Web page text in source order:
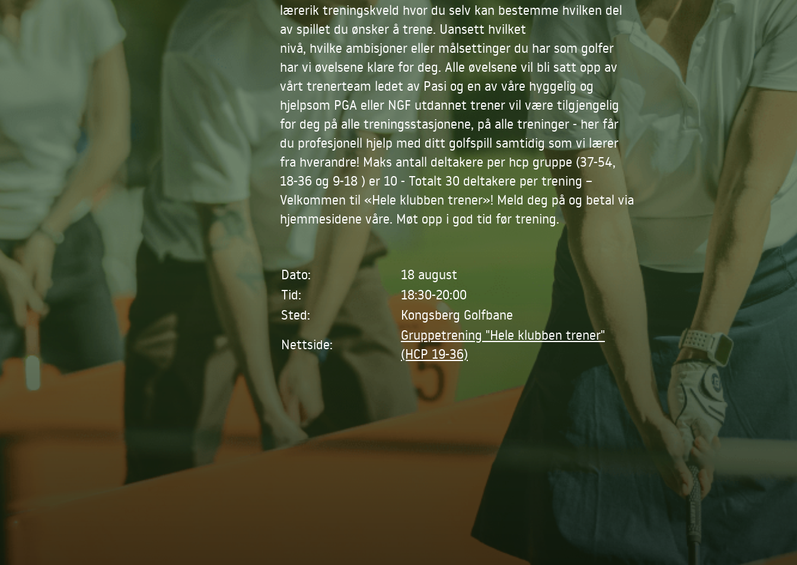
lærerik treningskveld hvor du selv kan bestemme hvilken del
av spillet du ønsker å trene. Uansett hvilket
nivå, hvilke ambisjoner eller målsettinger du har som golfer
har vi øvelsene klare for deg. Alle øvelsene vil bli satt opp av
vårt trenerteam ledet av Pasi og en av våre hyggelig og
hjelpsom PGA eller NGF utdannet trener vil være tilgjengelig
for deg på alle treningsstasjonene, på alle treninger - her får
du profesjonell hjelp med ditt golfspill samtidig som vi lærer
fra hverandre! Maks antall deltakere per hcp gruppe (37-54,
18-36 og 9-18 ) er 10 - Totalt 30 deltakere per trening –
Velkommen til «Hele klubben trener»! Meld deg på og betal via
hjemmesidene våre. Møt opp i god tid før trening.
Dato:
18 august
Tid:
18:30-20:00
Sted:
Kongsberg Golfbane
Nettside:
Gruppetrening "Hele klubben trener"
(HCP 19-36)